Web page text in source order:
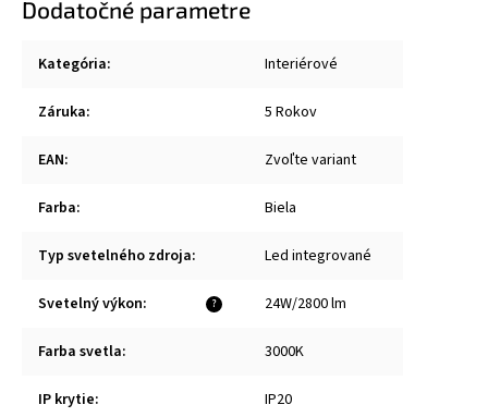
Dodatočné parametre
Kategória: Interiérové
Záruka: 5 Rokov
EAN: Zvoľte variant
Farba: Biela
Typ svetelného zdroja: Led integrované
?
Svetelný výkon: 24W/2800 lm
Farba svetla: 3000K
IP krytie: IP20